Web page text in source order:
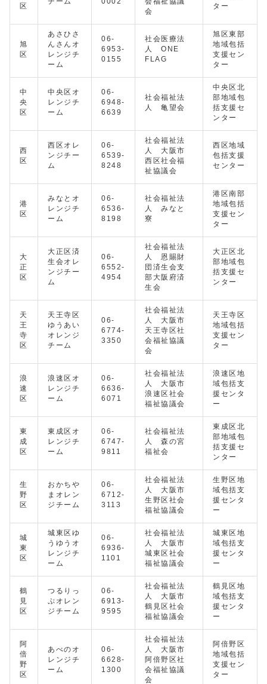
区
会
ター
旭
区
あさひさ
んさんオ
レンジチ
ーム
06-
6953-
0155
社会医療法
人 ONE
FLAG
旭区東部
地域包括
支援セン
ター
中
央
区
中央区オ
レンジチ
ーム
06-
6948-
6639
社会福祉法
人 亀望会
中央区北
部地域包
括支援セ
ンター
西
区
西区オレ
ンジチー
ム
06-
6539-
8248
社会福祉法
人 大阪市
西区社会福
祉協議会
西区地域
包括支援
センター
港
区
みなとオ
レンジチ
ーム
06-
6536-
8198
社会福祉法
人 みなと
寮
港区南部
地域包括
支援セン
ター
大
正
区
大正区済
生会オレ
ンジチー
ム
06-
6552-
4954
社会福祉法
人 恩賜財
団済生会支
部大阪府済
生会
大正区北
部地域包
括支援セ
ンター
天
王
寺
区
天王寺区
ゆうあい
オレンジ
チーム
06-
6774-
3350
社会福祉法
人 大阪市
天王寺区社
会福祉協議
会
天王寺区
地域包括
支援セン
ター
浪
速
区
浪速区オ
レンジチ
ーム
06-
6636-
6071
社会福祉法
人 大阪市
浪速区社会
福祉協議会
浪速区地
域包括支
援センタ
ー
東
成
区
東成区オ
レンジチ
ーム
06-
6747-
9811
社会福祉法
人 森の宮
福祉会
東成区北
部地域包
括支援セ
ンター
生
野
区
おかちや
まオレン
ジチーム
06-
6712-
3113
社会福祉法
人 大阪市
生野区社会
福祉協議会
生野区地
域包括支
援センタ
ー
城
東
区
城東区ゆ
うゆうオ
レンジチ
ーム
06-
6936-
1101
社会福祉法
人 大阪市
城東区社会
福祉協議会
城東区地
域包括支
援センタ
ー
鶴
見
区
つるりっ
ぷオレン
ジチーム
06-
6913-
9595
社会福祉法
人 大阪市
鶴見区社会
福祉協議会
鶴見区地
域包括支
援センタ
ー
阿
倍
野
区
あべのオ
レンジチ
ーム
06-
6628-
1300
社会福祉法
人 大阪市
阿倍野区社
会福祉協議
会
阿倍野区
地域包括
支援セン
ター